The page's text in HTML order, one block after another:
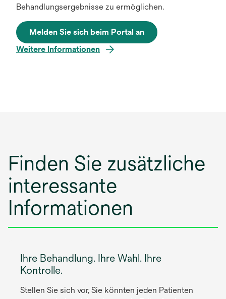
Behandlungsergebnisse zu ermöglichen.
Melden Sie sich beim Portal an
w
i
r
n
e
u
e
R
g
t
Weitere Informationen
Finden Sie zusätzliche
interessante
Informationen
Ihre Behandlung. Ihre Wahl. Ihre
Kontrolle.
Stellen Sie sich vor, Sie könnten jeden Patienten